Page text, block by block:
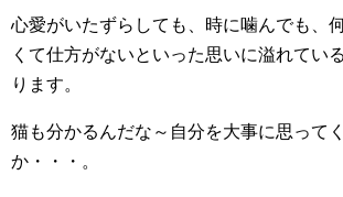
心愛がいたずらしても、時に噛んでも、
くて仕方がないといった思いに溢れてい
ります。
猫も分かるんだな～自分を大事に思って
か・・・。